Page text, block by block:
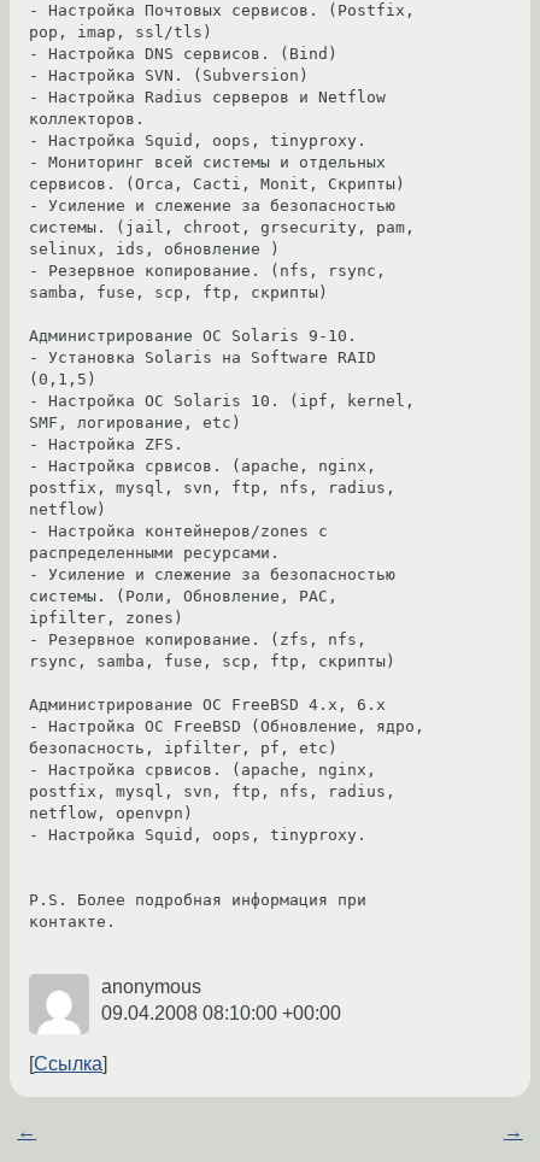
- Настройка Почтовых сервисов. (Postfix,
pop, imap, ssl/tls)
- Настройка DNS сервисов. (Bind)
- Настройка SVN. (Subversion)
- Настройка Radius серверов и Netflow
коллекторов.
- Настройка Squid, oops, tinyproxy.
- Мониторинг всей системы и отдельных
сервисов. (Orca, Cacti, Monit, Скрипты)
- Усиление и слежение за безопасностью
системы. (jail, chroot, grsecurity, pam,
selinux, ids, обновление )
- Резервное копирование. (nfs, rsync,
samba, fuse, scp, ftp, скрипты)
Администрирование ОС Solaris 9-10.
- Установка Solaris на Software RAID
(0,1,5)
- Настройка ОС Solaris 10. (ipf, kernel,
SMF, логирование, etc)
- Настройка ZFS.
- Настройка cрвисов. (apache, nginx,
postfix, mysql, svn, ftp, nfs, radius,
netflow)
- Настройка контейнеров/zones c
распределенными ресурсами.
- Усиление и слежение за безопасностью
системы. (Роли, Обновление, PAC,
ipfilter, zones)
- Резервное копирование. (zfs, nfs,
rsync, samba, fuse, scp, ftp, скрипты)
Администрирование ОС FreeBSD 4.x, 6.x
- Настройка ОС FreeBSD (Обновление, ядро,
безопасность, ipfilter, pf, etc)
- Настройка cрвисов. (apache, nginx,
postfix, mysql, svn, ftp, nfs, radius,
netflow, openvpn)
- Настройка Squid, oops, tinyproxy.
P.S. Более подробная информация при
контакте.
anonymous
09.04.2008 08:10:00 +00:00
Ссылка
← →